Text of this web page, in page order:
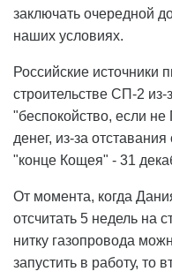
заключать очередной
наших условиях.
Российские источники
строительстве СП-2
"беспокойство, если
денег, из-за
"конце Кощея" - 31
От момента, когда
отсчитать 5 недель на
нитку газопровода
запустить в работу, то